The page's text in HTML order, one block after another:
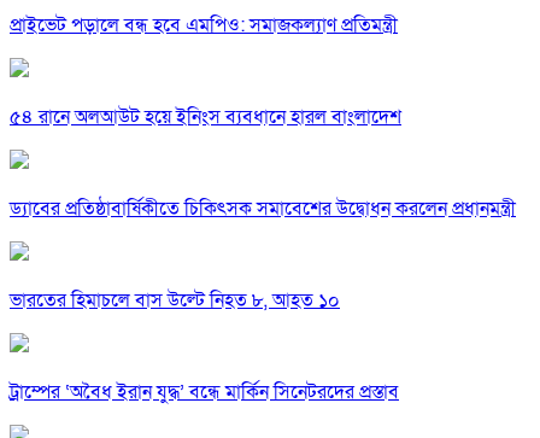
প্রাইভেট পড়ালে বন্ধ হবে এমপিও: সমাজকল্যাণ প্রতিমন্ত্রী
৫৪ রানে অলআউট হয়ে ইনিংস ব্যবধানে হারল বাংলাদেশ
ড্যাবের প্রতিষ্ঠাবার্ষিকীতে চিকিৎসক সমাবেশের উদ্বোধন করলেন প্রধানমন্ত্রী
ভারতের হিমাচলে বাস উল্টে নিহত ৮, আহত ১০
ট্রাম্পের ‘অবৈধ ইরান যুদ্ধ’ বন্ধে মার্কিন সিনেটরদের প্রস্তাব